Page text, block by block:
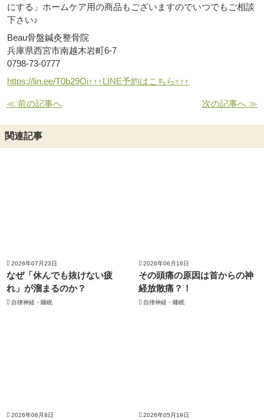
にする」ホームケア用の商品もございますのでいつでもご相談
下さい♪
Beau骨盤鍼灸整骨院
兵庫県西宮市南越木岩町6-7
0798-73-0777
https://lin.ee/T0b29Oi↑↑↑LINE予約はこちら↑↑↑
≪ 前の記事へ 次の記事へ ≫
関連記事
2026年07月23日
なぜ「休んでも抜けない疲
れ」が溜まるのか？
自律神経・睡眠
2026年06月16日
その頭痛の原因は首からの神
経放散痛？！
自律神経・睡眠
2026年06月8日 2026年05月19日